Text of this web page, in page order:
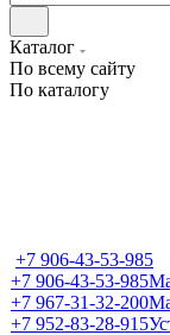
Каталог
По всему сайту
По каталогу
+7 906-43-53-985
+7 906-43-53-985
+7 967-31-32-200
+7 952-83-28-915